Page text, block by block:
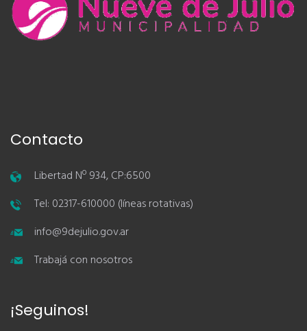
Contacto
Libertad Nº 934, CP:6500
Tel: 02317-610000 (líneas rotativas)
info@9dejulio.gov.ar
Trabajá con nosotros
¡Seguinos!